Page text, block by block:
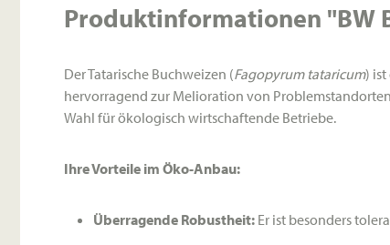
Produktinformationen "BW
Der Tatarische Buchweizen (Fagopyrum tataricum)
hervorragend zur Melioration von
Wahl für ökologisch wirtschaftende Betriebe.
Ihre Vorteile im Öko-Anbau:
Überragende Robustheit: Er ist besonders